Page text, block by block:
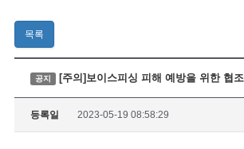
교
행
정
학
과
목록
공지 [주의]보이스피싱 피해 예방을 위한 협
등록일 2023-05-19 08:58:29